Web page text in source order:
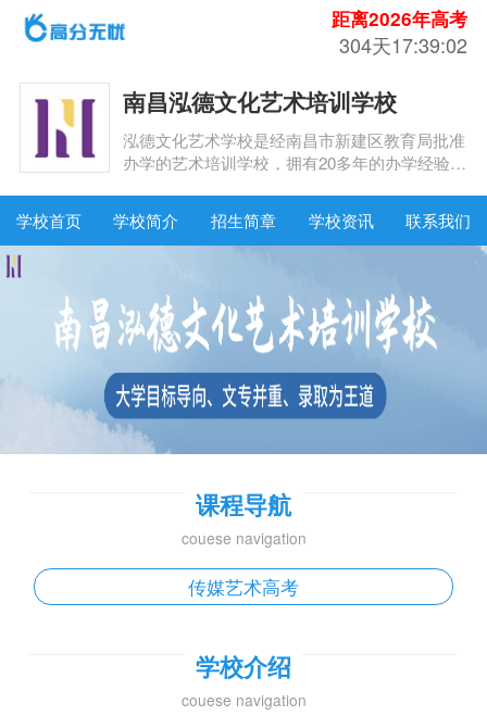
距离2026年高考
304天17:39:02
南昌泓德文化艺术培训学校
泓德文化艺术学校是经南昌市新建区教育局批准
办学的艺术培训学校，拥有20多年的办学经验，
学校首页
学校简介 招生简章 学校资讯 联系我们
课程导航
couese navigation
传媒艺术高考
学校介绍
couese navigation